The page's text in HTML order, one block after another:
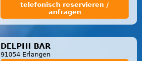
telefonisch reservieren /
anfragen
DELPHI BAR
91054 Erlangen